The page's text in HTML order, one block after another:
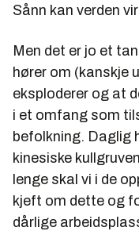
Sånn kan verden
Men det er jo et
hører om (kanskje
eksploderer og at
i et omfang som
befolkning. Daglig
kinesiske
lenge skal vi i de
kjeft om dette og
dårlige